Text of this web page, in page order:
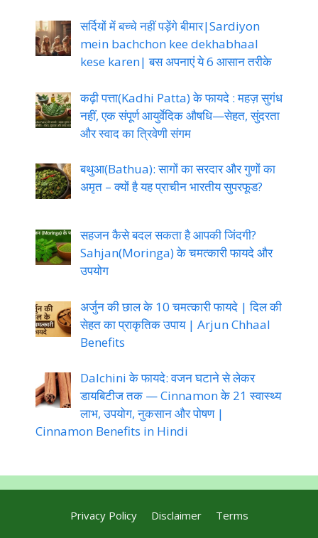
सर्दियों में बच्चे नहीं पड़ेंगे बीमार|Sardiyon
mein bachchon kee dekhabhaal
kese karen| बस अपनाएं ये 6 आसान तरीके
कढ़ी पत्ता(Kadhi Patta) के फायदे : महज़ सुगंध
नहीं, एक संपूर्ण आयुर्वेदिक औषधि—सेहत, सुंदरता
और स्वाद का त्रिवेणी संगम
बथुआ(Bathua): सागों का सरदार और गुणों का
अमृत – क्यों है यह प्राचीन भारतीय सुपरफूड?
सहजन कैसे बदल सकता है आपकी जिंदगी?
Sahjan(Moringa) के चमत्कारी फायदे और
उपयोग
अर्जुन की छाल के 10 चमत्कारी फायदे | दिल की
सेहत का प्राकृतिक उपाय | Arjun Chhaal
Benefits
Dalchini के फायदे: वजन घटाने से लेकर
डायबिटीज तक — Cinnamon के 21 स्वास्थ्य
लाभ, उपयोग, नुकसान और पोषण |
Cinnamon Benefits in Hindi
Privacy Policy Disclaimer
Terms